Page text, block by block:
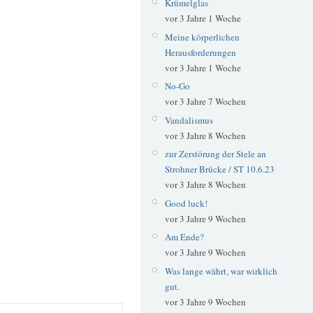
Krümelglas
vor 3 Jahre 1 Woche
Meine körperlichen
Herausforderungen
vor 3 Jahre 1 Woche
No-Go
vor 3 Jahre 7 Wochen
Vandalismus
vor 3 Jahre 8 Wochen
zur Zerstörung der Stele an
Strohner Brücke / ST 10.6.23
vor 3 Jahre 8 Wochen
Good luck!
vor 3 Jahre 9 Wochen
Am Ende?
vor 3 Jahre 9 Wochen
Was lange währt, war wirklich
gut.
vor 3 Jahre 9 Wochen